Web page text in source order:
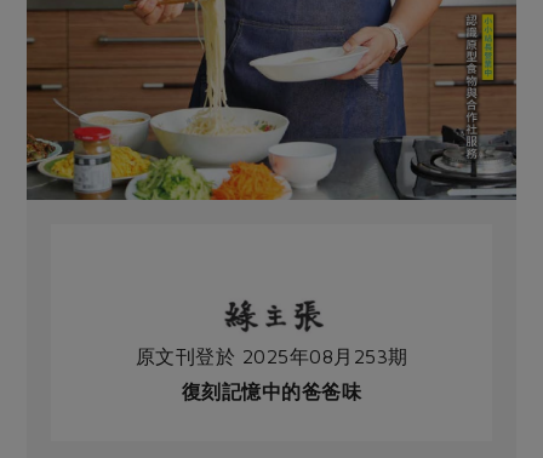
原文刊登於 2025年08月253期
復刻記憶中的爸爸味